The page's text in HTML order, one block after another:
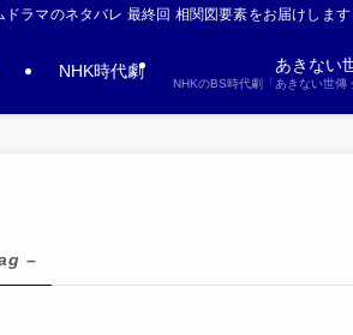
ラマのネタバレ 最終回 相関図要素をお届けします
NHK時代劇 あきない
NHKのBS時代劇「あきない世傳
–